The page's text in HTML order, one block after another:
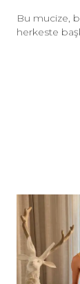
Bu mucize,
herkeste